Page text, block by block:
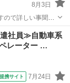
8月3日
社員≫自動車系
レーター …
提携サイト 7月24日